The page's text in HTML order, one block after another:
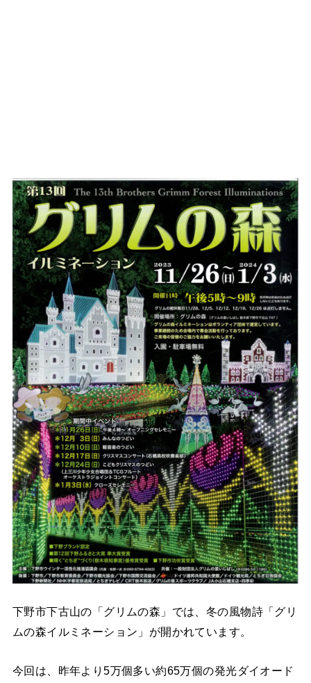
下野市下古山の「グリムの森」では、冬の風物詩「グリ
ムの森イルミネーション」が開かれています。
今回は、昨年より5万個多い約65万個の発光ダイオード